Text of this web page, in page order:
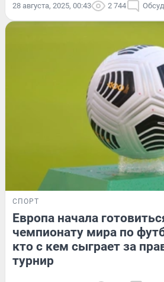
28 августа, 2025, 00:43 2 744
СПОРТ
Европа начала
чемпионату мира по
кто с кем сыграет за
турнир